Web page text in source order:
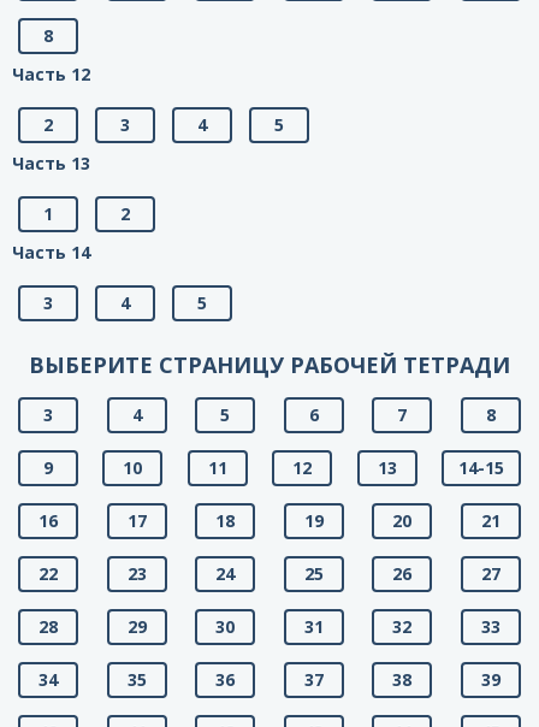
8
Часть 12
2 3 4
5
Часть 13
1
2
Часть 14
3 4 5
ВЫБЕРИТЕ СТРАНИЦУ РАБОЧЕЙ ТЕТРАДИ
3 4 5 6 7 8
9 10 11 12 13 14-15
16 17 18 19 20 21
22 23 24 25 26 27
28 29 30 31 32 33
34 35 36 37 38 39